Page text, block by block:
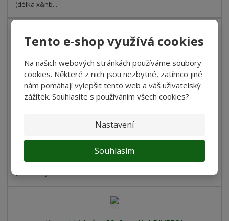
Tento e-shop využívá cookies
Na našich webových stránkách používáme soubory
cookies. Některé z nich jsou nezbytné, zatímco jiné
nám pomáhají vylepšit tento web a váš uživatelský
zážitek. Souhlasíte s používáním všech cookies?
Nastavení
Souhlasím
(délka x&nb...
184 Kč
152,07 Kč bez DPH
Keramická skála 15x11 cm S-9 DIVERSA rozměry: 15 × 11 cm
(délka x výš...